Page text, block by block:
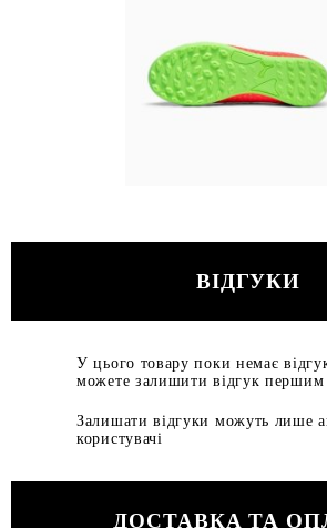
ВІДГУКИ
У цього товару поки немає
можете залишити відгук першим
Залишати відгуки можуть лише
користувачі
ДОСТАВКА ТА